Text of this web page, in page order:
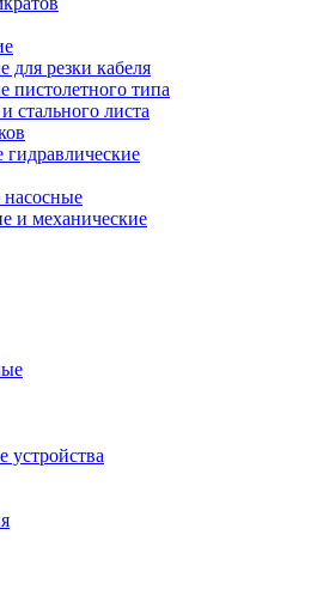
резки кабеля
типа
стального листа
и механические
устройства